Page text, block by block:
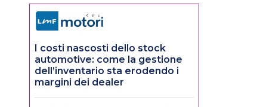
I costi nascosti dello stock
automotive: come la gestione
dell’inventario sta erodendo i
margini dei dealer